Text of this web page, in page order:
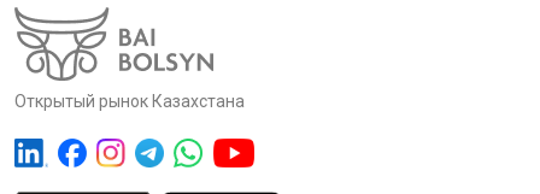
Открытый рынок Казахстана